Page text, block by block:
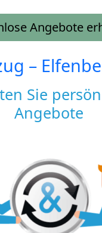
Angebote
–
Sie
Angebote